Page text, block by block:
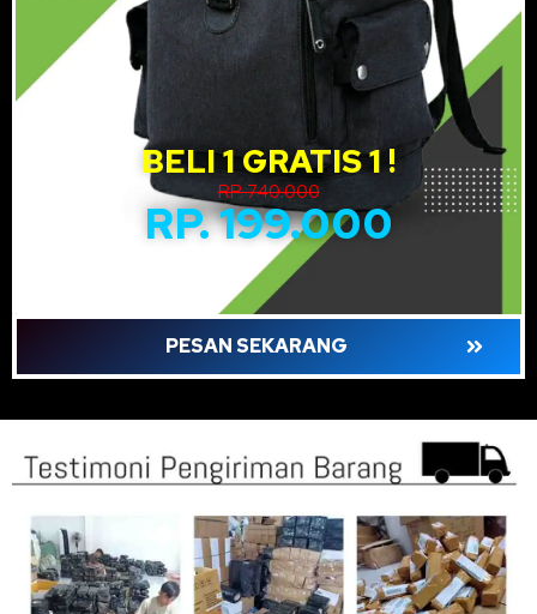
BELI 1 GRATIS 1 !
RP. 740.000
RP. 199.000
PESAN SEKARANG